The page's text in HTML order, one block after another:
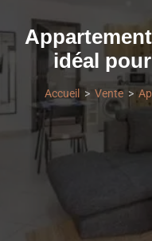
idéal
Accueil Vente